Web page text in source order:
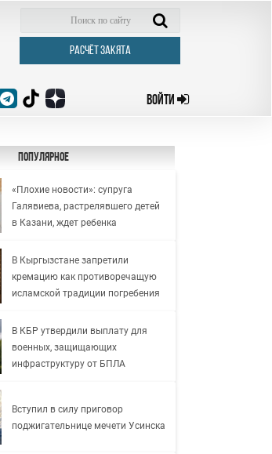
РАСЧЁТ ЗАКЯТА
ВОЙТИ
Популярное
«Плохие новости»: супруга
Галявиева, растрелявшего детей
в Казани, ждет ребенка
В Кыргызстане запретили
кремацию как противоречащую
исламской традиции погребения
В КБР утвердили выплату для
военных, защищающих
инфраструктуру от БПЛА
Вступил в силу приговор
поджигательнице мечети Усинска